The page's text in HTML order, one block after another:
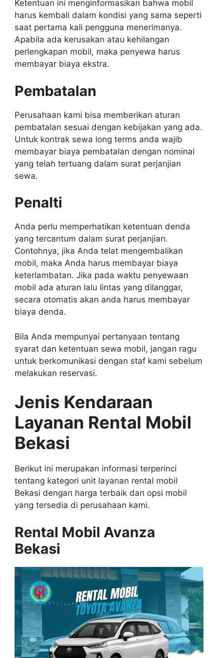
Ketentuan ini menginformasikan bahwa mobil
harus kembali dalam kondisi yang sama seperti
saat pertama kali pengguna menerimanya.
Apabila ada kerusakan atau kehilangan
perlengkapan mobil, maka penyewa harus
membayar biaya ekstra.
Pembatalan
Perusahaan kami bisa memberikan aturan
pembatalan sesuai dengan kebijakan yang ada.
Untuk kontrak sewa long terms anda wajib
membayar biaya pembatalan dengan nominal
yang telah tertuang dalam surat perjanjian
sewa.
Penalti
Anda perlu memperhatikan ketentuan denda
yang tercantum dalam surat perjanjian.
Contohnya, jika Anda telat mengembalikan
mobil, maka Anda harus membayar biaya
keterlambatan. Jika pada waktu penyewaan
mobil ada aturan lalu lintas yang dilanggar,
secara otomatis akan anda harus membayar
biaya denda.
Bila Anda mempunyai pertanyaan tentang
syarat dan ketentuan sewa mobil, jangan ragu
untuk berkomunikasi dengan staf kami sebelum
melakukan reservasi.
Jenis Kendaraan
Layanan Rental Mobil
Bekasi
Berikut ini merupakan informasi terperinci
tentang kategori unit layanan rental mobil
Bekasi dengan harga terbaik dan opsi mobil
yang tersedia di perusahaan kami.
Rental Mobil Avanza
Bekasi